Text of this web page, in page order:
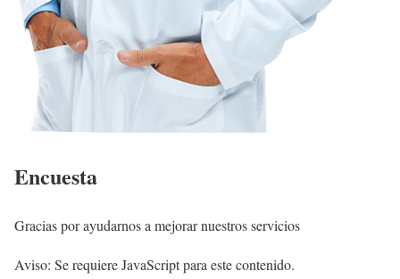
Encuesta
Gracias por ayudarnos a mejorar nuestros servicios
Aviso: Se requiere JavaScript para este contenido.